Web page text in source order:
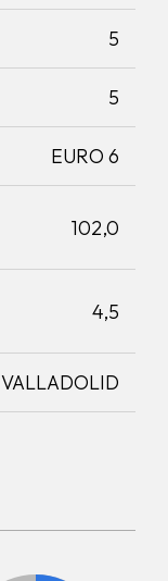
5
5
EURO 6
102,0
4,5
VALLADOLID